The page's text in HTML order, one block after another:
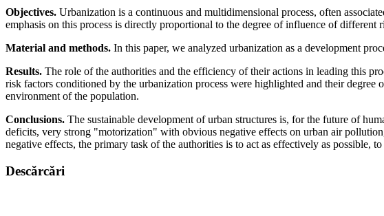
Objectives. Urbanization is a continuous and multidimensional process, often
emphasis on this process is directly proportional to the degree of influence of
Material and methods. In this paper, we analyzed urbanization as a development
Results. The role of the authorities and the efficiency of their actions in leading this
risk factors conditioned by the urbanization process were highlighted and their
environment of the population.
Conclusions. The sustainable development of urban structures is, for the future of
deficits, very strong "motorization" with obvious negative effects on urban air
negative effects, the primary task of the authorities is to act as effectively as possible,
Descărcări